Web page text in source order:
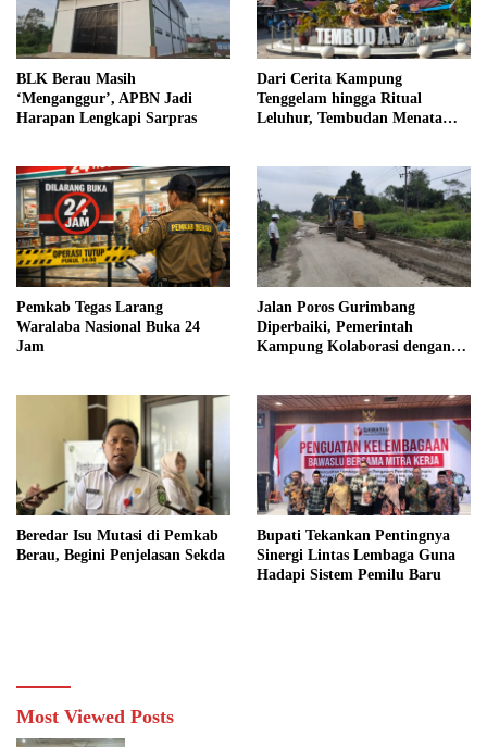
BLK Berau Masih
‘Menganggur’, APBN Jadi
Harapan Lengkapi Sarpras
Dari Cerita Kampung
Tenggelam hingga Ritual
Leluhur, Tembudan Menata
Pemkab Tegas Larang
Waralaba Nasional Buka 24
Jam
Jalan Poros Gurimbang
Diperbaiki, Pemerintah
Kampung Kolaborasi dengan
Beredar Isu Mutasi di Pemkab
Berau, Begini Penjelasan Sekda
Bupati Tekankan Pentingnya
Sinergi Lintas Lembaga Guna
Hadapi Sistem Pemilu Baru
Most Viewed Posts